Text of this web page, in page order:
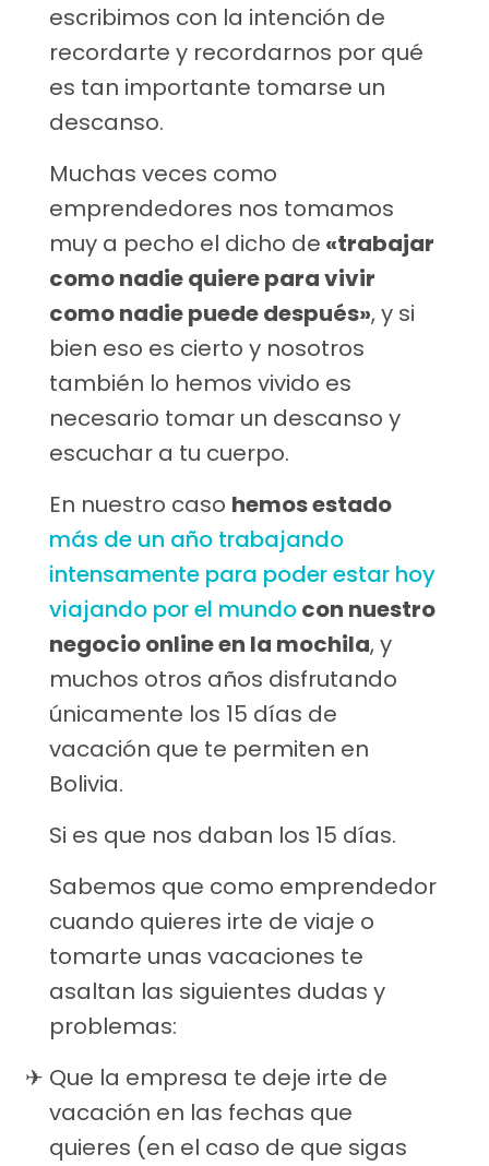
escribimos con la intención de
recordarte y recordarnos por qué
es tan importante tomarse un
descanso.
Muchas veces como
emprendedores nos tomamos
muy a pecho el dicho de «trabajar
como nadie quiere para vivir
como nadie puede después», y si
bien eso es cierto y nosotros
también lo hemos vivido es
necesario tomar un descanso y
escuchar a tu cuerpo.
En nuestro caso hemos estado
más de un año trabajando
intensamente para poder estar hoy
viajando por el mundocon nuestro
negocio online en la mochila, y
muchos otros años disfrutando
únicamente los 15 días de
vacación que te permiten en
Bolivia.
Si es que nos daban los 15 días.
Sabemos que como emprendedor
cuando quieres irte de viaje o
tomarte unas vacaciones te
asaltan las siguientes dudas y
problemas:
Que la empresa te deje irte de
vacación en las fechas que
quieres (en el caso de que sigas